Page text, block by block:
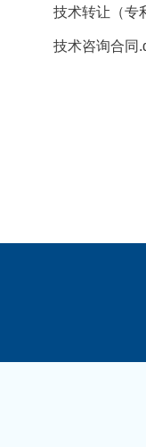
技术转让（专
技术咨询合同